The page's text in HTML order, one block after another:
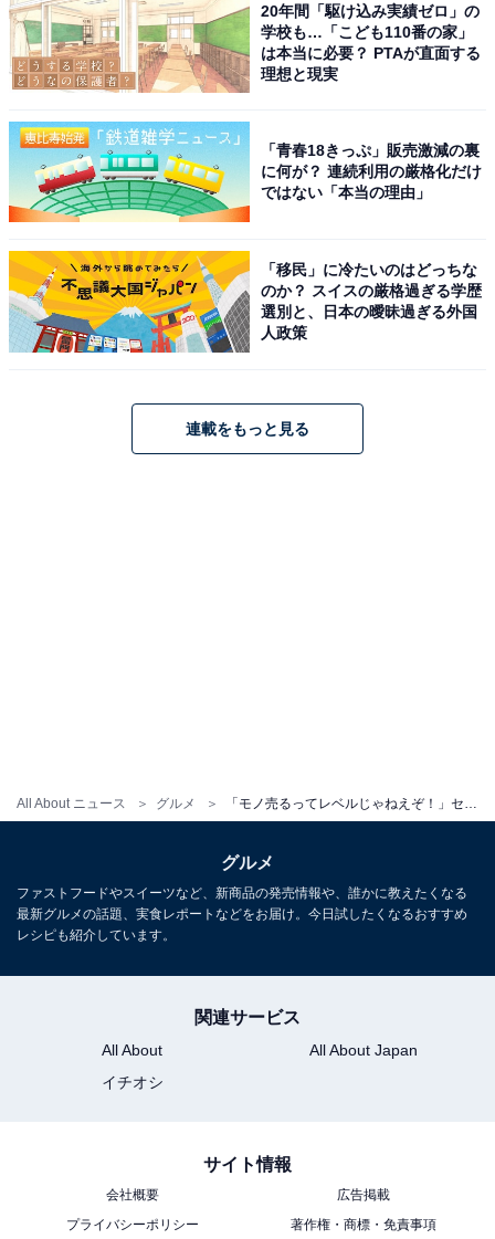
All About ニュース グルメ
「想定が甘すぎ」セブン-イレブン、揚げ物半額
セールが“想定を上回る売れ行き”で売り切れ続
出「商品ほぼ無くて」
1 2
20年間「駆け込み実績ゼロ」の
学校も…「こども110番の家」
は本当に必要？ PTAが直面する
理想と現実
「青春18きっぷ」販売激減の裏
に何が？ 連続利用の厳格化だけ
ではない「本当の理由」
「移民」に冷たいのはどっちな
のか？ スイスの厳格過ぎる学歴
選別と、日本の曖昧過ぎる外国
人政策
連載をもっと見る
グルメ
ファストフードやスイーツなど、新商品の発売情報や、誰かに教えたくなる
最新グルメの話題、実食レポートなどをお届け。今日試したくなるおすすめ
レシピも紹介しています。
関連サービス
All About
All About Japan
イチオシ
サイト情報
会社概要
広告掲載
プライバシーポリシー
著作権・商標・免責事項